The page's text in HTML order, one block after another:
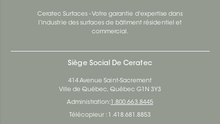
Ceratec Surfaces - Votre garantie d'expertise dans
l’industrie des surfaces de bâtiment résidentiel et
commercial.
Siège Social De Ceratec
414 Avenue Saint-Sacrement
Ville de Québec, Québec G1N 3Y3
Administration: 1.800.663.8445
Télécopieur : 1.418.681.8853